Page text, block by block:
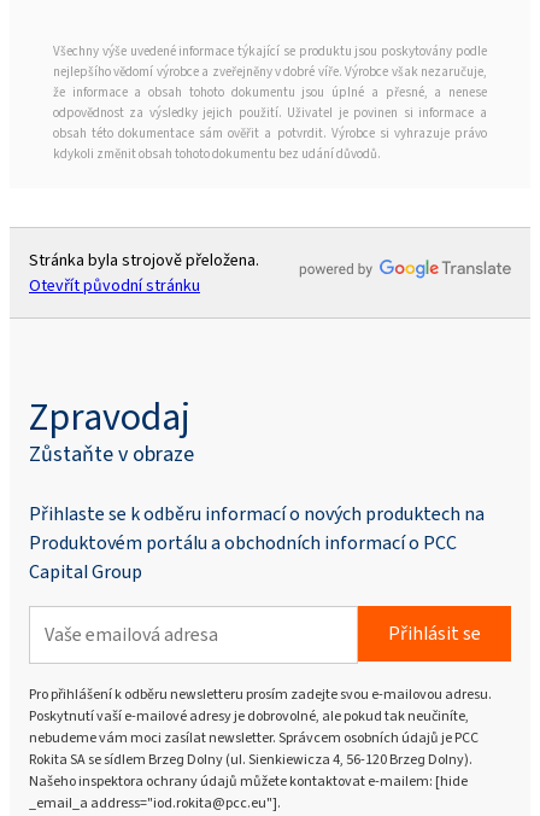
Všechny výše uvedené informace týkající se produktu jsou poskytovány podle
nejlepšího vědomí výrobce a zveřejněny v dobré víře. Výrobce však nezaručuje,
že informace a obsah tohoto dokumentu jsou úplné a přesné, a nenese
odpovědnost za výsledky jejich použití. Uživatel je povinen si informace a
obsah této dokumentace sám ověřit a potvrdit. Výrobce si vyhrazuje právo
kdykoli změnit obsah tohoto dokumentu bez udání důvodů.
Stránka byla strojově přeložena.
Otevřít původní stránku
Zpravodaj
Zůstaňte v obraze
Přihlaste se k odběru informací o nových produktech na
Produktovém portálu a obchodních informací o PCC
Capital Group
Přihlásit se
Pro přihlášení k odběru newsletteru prosím zadejte svou e-mailovou adresu.
Poskytnutí vaší e-mailové adresy je dobrovolné, ale pokud tak neučiníte,
nebudeme vám moci zasílat newsletter. Správcem osobních údajů je PCC
Rokita SA se sídlem Brzeg Dolny (ul. Sienkiewicza 4, 56-120 Brzeg Dolny).
Našeho inspektora ochrany údajů můžete kontaktovat e-mailem: [hide
_email_a address="iod.rokita@pcc.eu"].